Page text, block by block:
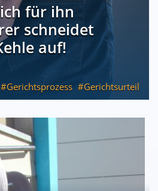
für ihn
schneidet
auf!
Gerichtsprozess Gerichtsurteil